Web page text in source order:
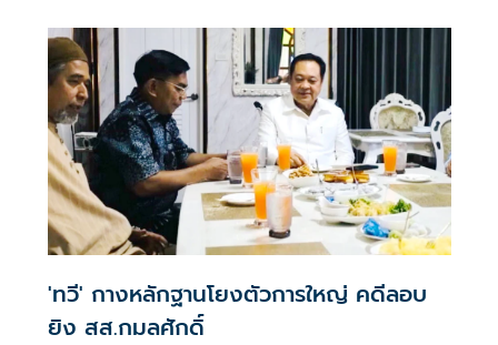
ขนาดนี้ ถาม กลับ หากเกิดเหตุจริงใครจะรับผิดชอบ
'ทวี' กางหลักฐานโยงตัวการใหญ่ คดีลอบ
ยิง สส.กมลศักดิ์